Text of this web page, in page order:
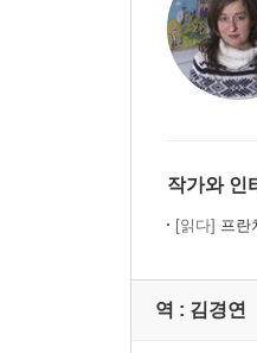
작가와 인
[읽다] 프란
역 : 김경연